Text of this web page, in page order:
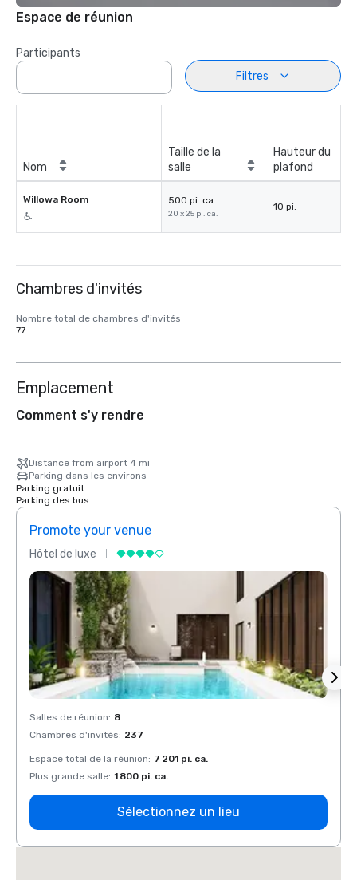
Espace de réunion
Participants
Filtres
Nom
Taille de la
salle
Hauteur du
plafond
Willowa Room 500 pi. ca.
20 x 25 pi. ca.
10 pi.
Chambres d'invités
Nombre total de chambres d'invités
77
Emplacement
Comment s'y rendre
Distance from airport 4 mi
Parking dans les environs
Parking gratuit
Parking des bus
Promote your venue
Hôtel de luxe
Salles de réunion: 8
Chambres d'invités: 237
Espace total de la réunion: 7 201 pi. ca.
Plus grande salle: 1 800 pi. ca.
Sélectionnez un lieu